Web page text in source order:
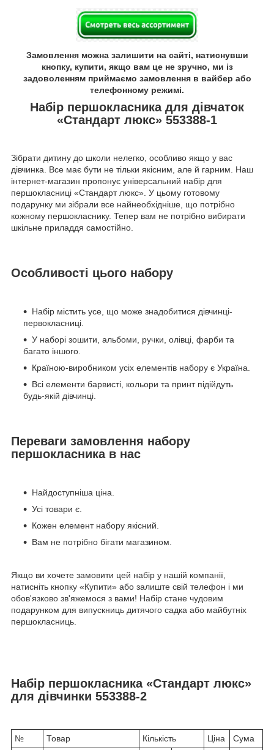
Замовлення можна залишити на сайті, натиснувши
кнопку, купити, якщо вам це не зручно, ми із
задоволенням приймаємо замовлення в вайбер або
телефонному режимі.
Набір першокласника для дівчаток
«Стандарт люкс» 553388-1
Зібрати дитину до школи нелегко, особливо якщо у вас
дівчинка. Все має бути не тільки якісним, але й гарним. Наш
інтернет-магазин пропонує універсальний набір для
першокласниці «Стандарт люкс». У цьому готовому
подарунку ми зібрали все найнеобхідніше, що потрібно
кожному першокласнику. Тепер вам не потрібно вибирати
шкільне приладдя самостійно.
Особливості цього набору
Набір містить усе, що може знадобитися дівчинці-
первокласниці.
У наборі зошити, альбоми, ручки, олівці, фарби та
багато іншого.
Країною-виробником усіх елементів набору є Україна.
Всі елементи барвисті, кольори та принт підійдуть
будь-якій дівчинці.
Переваги замовлення набору
першокласника в нас
Найдоступніша ціна.
Усі товари є.
Кожен елемент набору якісний.
Вам не потрібно бігати магазином.
Якщо ви хочете замовити цей набір у нашій компанії,
натисніть кнопку «Купити» або залиште свій телефон і ми
обов'язково зв'яжемося з вами! Набір стане чудовим
подарунком для випускниць дитячого садка або майбутніх
першокласниць.
Набір першокласника «Стандарт люкс»
для дівчинки 553388-2
№ Товар Кількість Ціна Сума